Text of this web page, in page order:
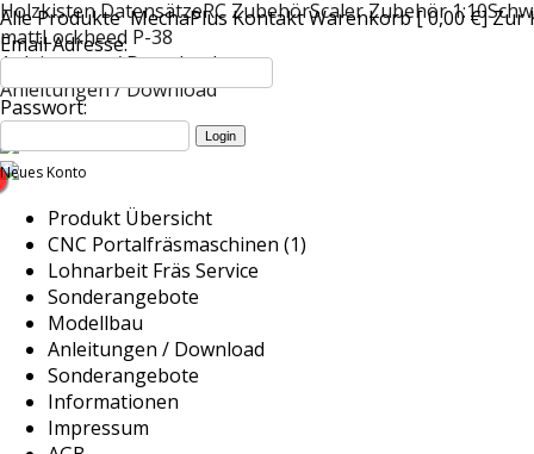
Holzkisten DatensätzeRC ZubehörScaler Zubehör 1:10
mattLockheed P-38
Anleitungen / Download
Anleitungen / Download
Alle Produkte MechaPlus KontaktWarenkorb [ 0,00 €]Zur
Email Adresse:
Passwort:
Neues Konto
Produkt Übersicht
CNC Portalfräsmaschinen (1)
Lohnarbeit Fräs Service
Sonderangebote
Modellbau
Anleitungen / Download
Sonderangebote
Informationen
Impressum